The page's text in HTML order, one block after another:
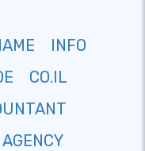
INFO
CO.IL
AGENCY